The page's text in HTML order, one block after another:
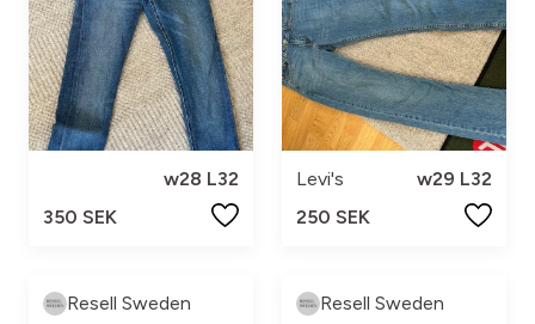
w28 L32
350 SEK
Levi's
w29 L32
250 SEK
Resell Sweden Resell Sweden